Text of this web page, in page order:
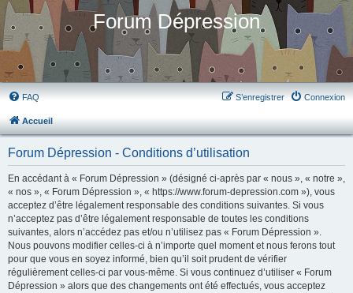
Forum Dépression
FAQ Connexion
S’enregistrer
Accueil
Forum Dépression - Conditions d’utilisation
En accédant à « Forum Dépression » (désigné ci-après par « nous », « notre »,
« nos », « Forum Dépression », « https://www.forum-depression.com »), vous
acceptez d’être légalement responsable des conditions suivantes. Si vous
n’acceptez pas d’être légalement responsable de toutes les conditions
suivantes, alors n’accédez pas et/ou n’utilisez pas « Forum Dépression ».
Nous pouvons modifier celles-ci à n’importe quel moment et nous ferons tout
pour que vous en soyez informé, bien qu’il soit prudent de vérifier
régulièrement celles-ci par vous-même. Si vous continuez d’utiliser « Forum
Dépression » alors que des changements ont été effectués, vous acceptez